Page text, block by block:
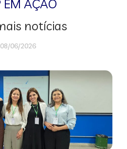
EM AÇÃO
notícias
08/06/2026